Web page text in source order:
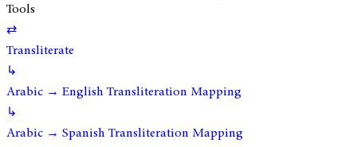
Tools
⇄
Transliterate
↳
Arabic → English Transliteration Mapping
↳
Arabic → Spanish Transliteration Mapping